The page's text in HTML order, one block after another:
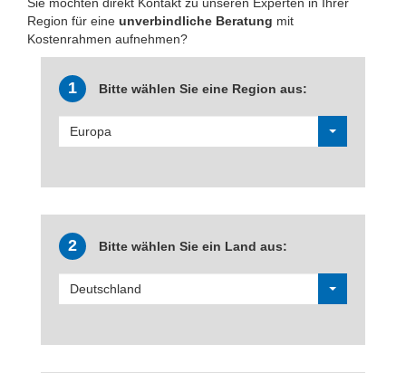
Sie möchten direkt Kontakt zu unseren Experten in Ihrer
Region für eine unverbindliche Beratung mit
Kostenrahmen aufnehmen?
1 Bitte wählen Sie eine Region aus:
Europa
2 Bitte wählen Sie ein Land aus:
Deutschland